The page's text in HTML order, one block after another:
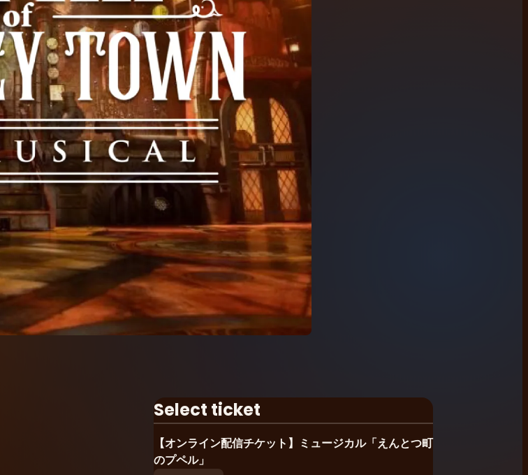
Select ticket
【オンライン配信チケット】ミュージカル「えんとつ町
のプペル」